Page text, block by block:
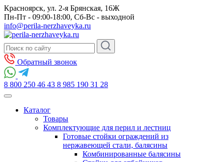
Красноярск, ул. 2-я Брянская, 16Ж
Пн-Пт - 09:00-18:00, Сб-Вс - выходной
info@perila-nerzhaveyka.ru
Обратный звонок
8 800 250 46 43 8 985 190 31 28
Каталог
Товары
Комплектующие для перил и лестниц
Готовые стойки ограждений из
нержавеющей стали, балясины
Комбинированные балясины